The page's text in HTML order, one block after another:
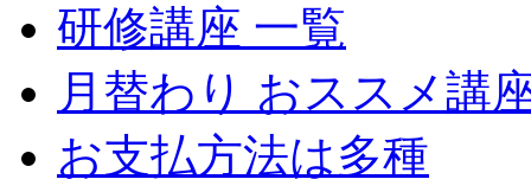
研修講座 一覧
月替わり おススメ講
お支払方法は多種